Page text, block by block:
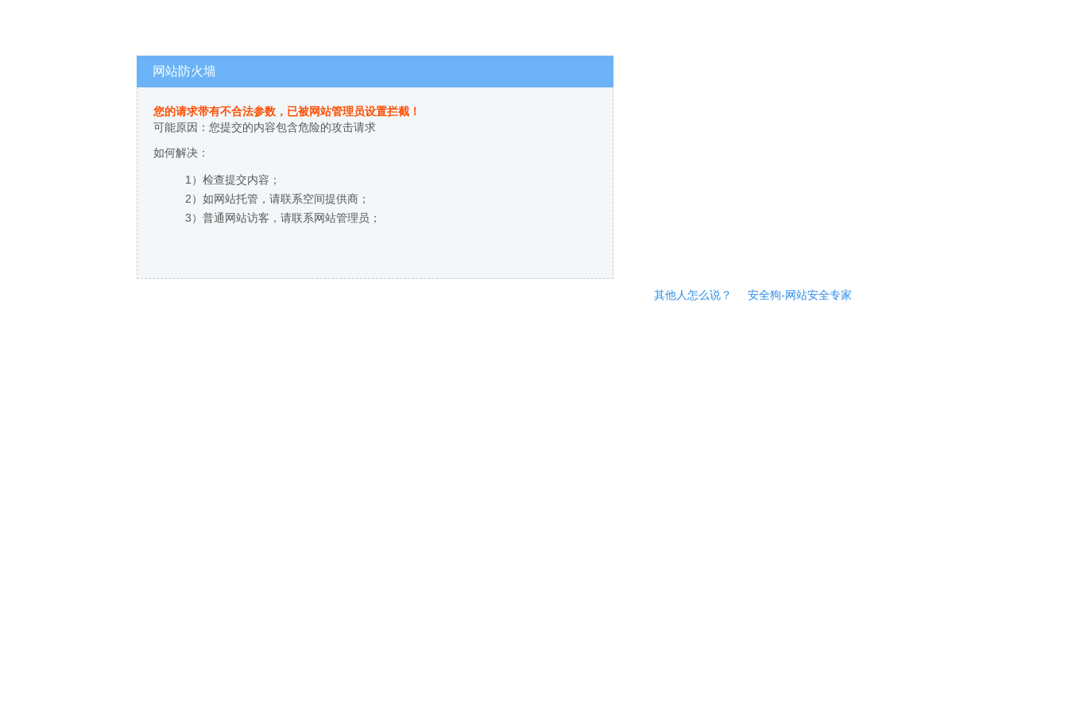
网站防火墙
您的请求带有不合法参数，已被网站管理员设置拦截！
可能原因：您提交的内容包含危险的攻击请求
如何解决：
1）检查提交内容；
2）如网站托管，请联系空间提供商；
3）普通网站访客，请联系网站管理员；
其他人怎么说？ 安全狗-网站安全专家